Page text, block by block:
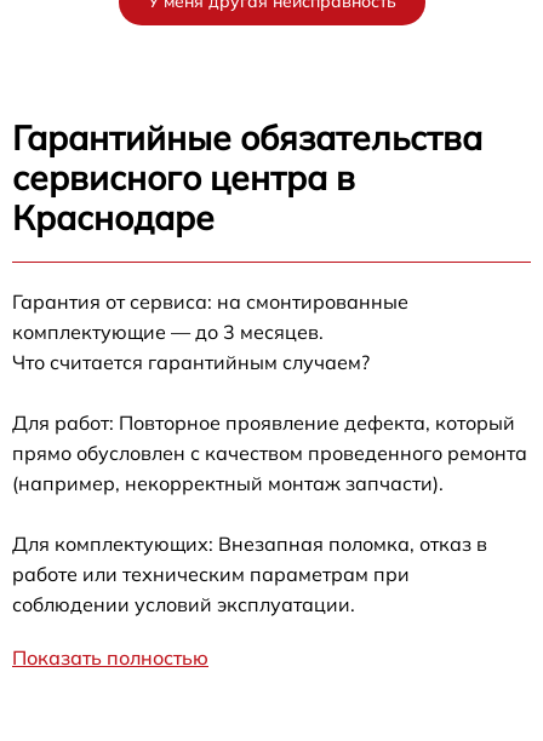
Гарантийные обязательства
сервисного центра в
Краснодаре
Гарантия от сервиса: на смонтированные
комплектующие — до 3 месяцев.
Что считается гарантийным случаем?
Для работ: Повторное проявление дефекта, который
прямо обусловлен с качеством проведенного ремонта
(например, некорректный монтаж запчасти).
Для комплектующих: Внезапная поломка, отказ в
работе или техническим параметрам при
соблюдении условий эксплуатации.
Показать полностью